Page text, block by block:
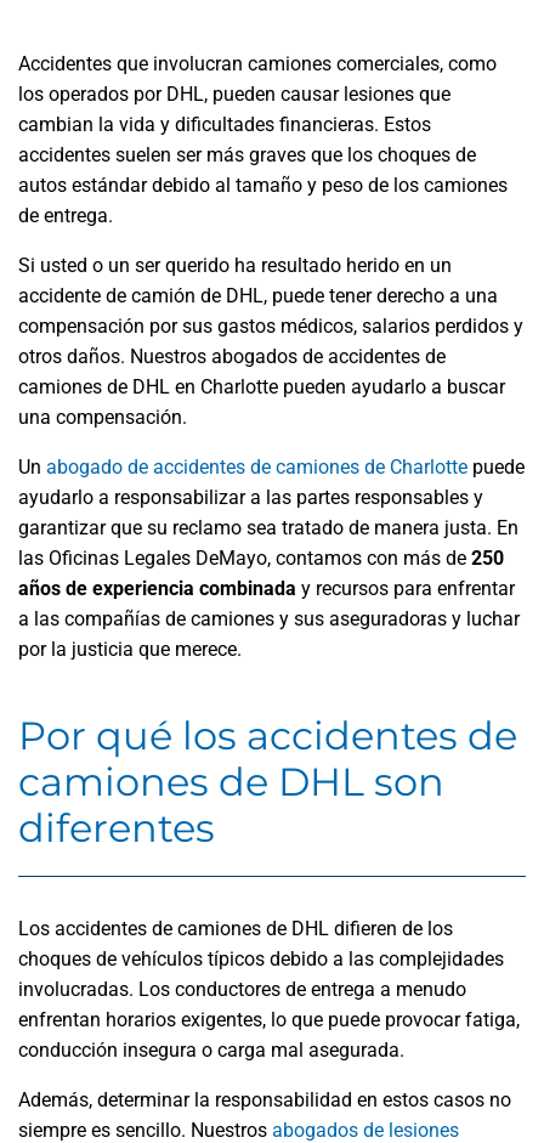
Accidentes que involucran camiones comerciales, como
los operados por DHL, pueden causar lesiones que
cambian la vida y dificultades financieras. Estos
accidentes suelen ser más graves que los choques de
autos estándar debido al tamaño y peso de los camiones
de entrega.
Si usted o un ser querido ha resultado herido en un
accidente de camión de DHL, puede tener derecho a una
compensación por sus gastos médicos, salarios perdidos y
otros daños. Nuestros abogados de accidentes de
camiones de DHL en Charlotte pueden ayudarlo a buscar
una compensación.
Un abogado de accidentes de camiones de Charlotte puede
ayudarlo a responsabilizar a las partes responsables y
garantizar que su reclamo sea tratado de manera justa. En
las Oficinas Legales DeMayo, contamos con más de 250
años de experiencia combinada y recursos para enfrentar
a las compañías de camiones y sus aseguradoras y luchar
por la justicia que merece.
Por qué los accidentes de
camiones de DHL son
diferentes
Los accidentes de camiones de DHL difieren de los
choques de vehículos típicos debido a las complejidades
involucradas. Los conductores de entrega a menudo
enfrentan horarios exigentes, lo que puede provocar fatiga,
conducción insegura o carga mal asegurada.
Además, determinar la responsabilidad en estos casos no
siempre es sencillo. Nuestros abogados de lesiones